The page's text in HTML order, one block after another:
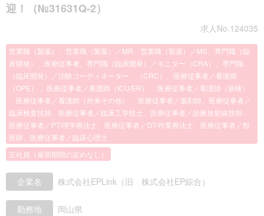
迎！（№31631Q-2）
求人No.124035
営業職（製薬）、営業職（製薬）／MR、営業職（製薬）／MS、専門職（臨
床開発）、医療従事者、専門職（臨床開発）／モニター（CRA）、専門職
（臨床開発）／治験コーディネーター （CRC）、医療従事者／看護師
（OPE） 、医療従事者／看護師（ICU/ER） 、医療従事者／看護師（病棟）
、医療従事者／看護師（外来その他） 、医療従事者／薬剤師、医療従事者／
臨床検査技師、医療従事者／臨床工学技士、医療従事者／診療放射線技師、
医療従事者／PT/理学療法士、医療従事者／OT/作業療法士、医療従事者／獣
医師、医療従事者／臨床心理士
正社員（雇用期間の定めなし）
企業名 株式会社EPLink（旧 株式会社EP綜合）
勤務地 岡山県